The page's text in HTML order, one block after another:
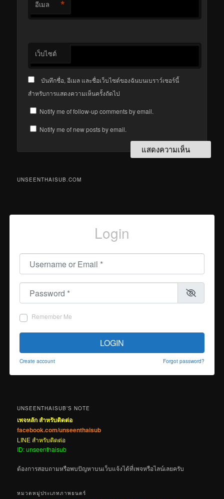
อีเมล *
เว็บไซต์
บันทึกชื่อ, อีเมล และชื่อเว็บไซต์ของฉันบนเบราว์เซอร์นี้
สำหรับการแสดงความเห็นครั้งถัดไป
Notify me of follow-up comments by email.
Notify me of new posts by email.
UNSEENTHAISUB.COM
Login
Username or Email
Password
Remember Me
LOGIN
Create account Forgot password?
UNSEENTHAISUB’S NOTE
เพจหลัก สำหรับติดต่อ
facebook.com/unseenthaisub
LINE สำหรับติดต่อ
ID: unseenthaisub
ต้องการสอบถามหรือพบปัญหาบนเว็บแจ้งได้ที่เพจหรือไลน์เลยครับ
หมวดหมู่ประเภทภาพยนตร์